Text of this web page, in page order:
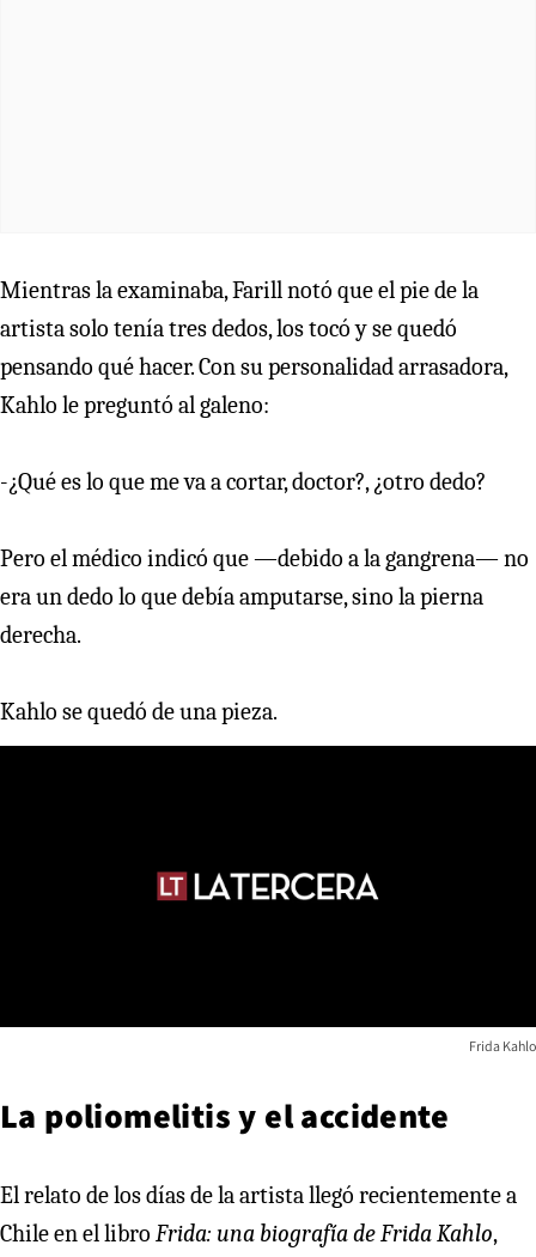
Mientras la examinaba, Farill notó que el pie de la
artista solo tenía tres dedos, los tocó y se quedó
pensando qué hacer. Con su personalidad arrasadora,
Kahlo le preguntó al galeno:
-¿Qué es lo que me va a cortar, doctor?, ¿otro dedo?
Pero el médico indicó que —debido a la gangrena— no
era un dedo lo que debía amputarse, sino la pierna
derecha.
Kahlo se quedó de una pieza.
Frida Kahlo
La poliomelitis y el accidente
El relato de los días de la artista llegó recientemente a
Chile en el libro Frida: una biografía de Frida Kahlo,